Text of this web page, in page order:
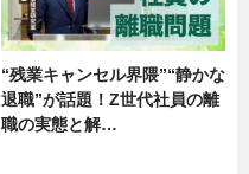
“残業キャンセル界隈”“静かな
退職”が話題！Z世代社員の離
職の実態と解…